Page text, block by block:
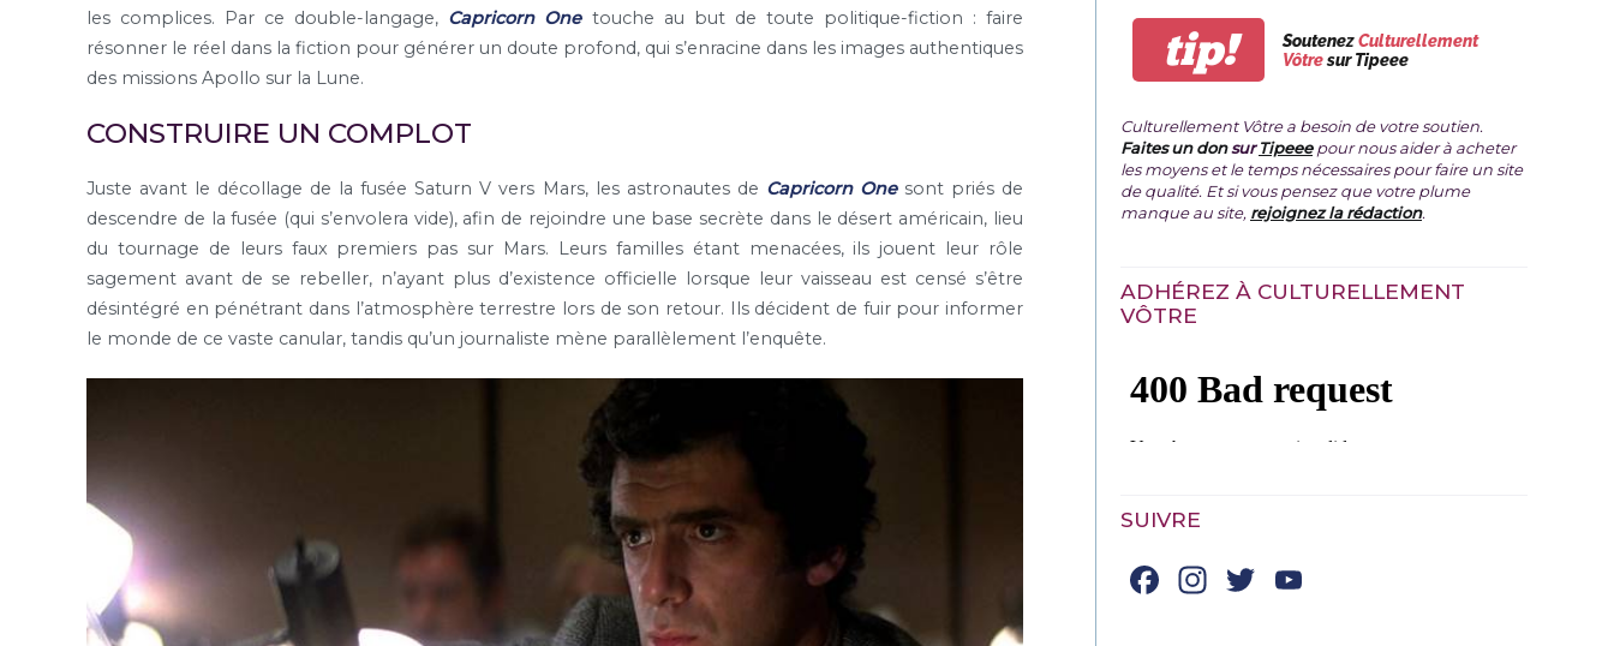
les complices. Par ce double-langage, Capricorn Onetouche au but de toute politique-fiction : faire
résonner le réel dans la fiction pour générer un doute profond, qui s’enracine dans les images authentiques
des missions Apollo sur la Lune.
CONSTRUIRE UN COMPLOT
Juste avant le décollage de la fusée Saturn V vers Mars, les astronautes de Capricorn Onesont priés de
descendre de la fusée (qui s’envolera vide), afin de rejoindre une base secrète dans le désert américain, lieu
du tournage de leurs faux premiers pas sur Mars. Leurs familles étant menacées, ils jouent leur rôle
sagement avant de se rebeller, n’ayant plus d’existence officielle lorsque leur vaisseau est censé s’être
désintégré en pénétrant dans l’atmosphère terrestre lors de son retour. Ils décident de fuir pour informer
le monde de ce vaste canular, tandis qu’un journaliste mène parallèlement l’enquête.
tip! SoutenezCulturellement
Vôtresur Tipeee
Culturellement Vôtre a besoin de votre soutien.
Faites un donsurTipeeepour nous aider à acheter
les moyens et le temps nécessaires pour faire un site
de qualité. Et si vous pensez que votre plume
manque au site, rejoignez la rédaction.
ADHÉREZ À CULTURELLEMENT
VÔTRE
SUIVRE
Facebook
Instagram
Twitter